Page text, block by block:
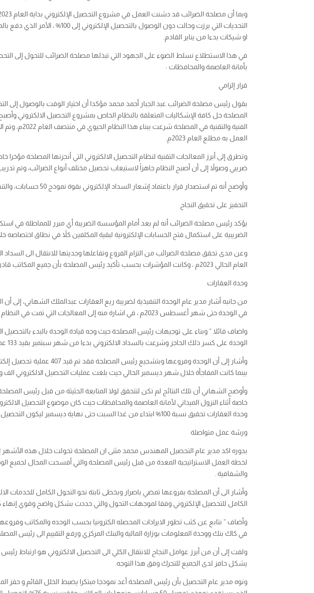
التحديات التي برزت وحالت دون
او شيكات بدءا من يناير القادم.
بأمانة العاصمة والمحافظات :
قرار إلزامي
المصلحة حل كافة الإشكاليات المتعلقة بالنظام الخاص بمشروع التحصيل الالكتروني
العمل به مطلع العام 2023م.
وتطرق إلى أبرز المعالجات التقنية لنظام التحصيل الالكتروني التي أنجزتها المصلحة
ضريبي وصولاً إلى أن أصبح النظام جاهزاً لاستيعاب تحصيل مختلف أنواع الضرائب، وتم
وأوضح أنه تم استصدار قرار باعتماد إشعار السداد الإلكتروني بقوة نموذج 50 حسابات، والتنسيق مع كاك بنك بإتاحة تحصيل الموارد بالعملة الأجنبية وسيكون ذلك متاحاً بنهاية ديسمبر الجاري .
التحفيز على تحقيق النجاح
يؤكد رئيس مصلحة الضرائب أنه لم يعد أمام المؤسسة الضريبة أي مبرر للمماطلة في
الضريبية على استكمال فتح الحسابات الإلكترونية لبقية المكلفين كلاً في نطاق اختصاصه
العام الحالي 2023م ، وكانت المؤشرات بحسب تأكيد رئيس المصلحة بأن جميع المكاتب قادرة وبكفاءة عالية الوصول بالتحصيل الإلكتروني إلى 100% بدءا من يناير القادم ..
وحدة العقارات
من جانبه أشار مدير عام الوحدة التنفيذية لضريبة ريع العقارات عبدالملك الشهابي،
في الوحدة حتى شهر أغسطس 2023م ، في اشارة منه إلى المعالجات التي تمت في النظام بإدراج وحدة العقارات ضمن النظام الالكتروني للتحصيل ..
واضاف قائلا ” وبناء على توجيهات رئيس المصلحة حيث وجه قيادة الوحدة بالبدء
الوحدة على كسر ذلك الحاجز وشرعت بالسداد الالكتروني بدءا من شهر سبتمبر بقيد 133 عملية تحصيل إلكتروني بمتابعة وجهد مشترك مع فريقنا في الادارة العامة والفروع “.
بينما كانت المفاجأة خلال شهر ديسمبر الحالي حيث بلغت عمليات التحصيل الالكتروني الف و 217 عملية بما يعادل 81% من اجمالي الايرادات لضريبة ريع
وأوضح الشهابي أن تلك النتائج لم تكن لتتحقق لولا المتابعة الحثيثة من قبل رئيس
خاصة أثناء النزول الميداني لأمانة العاصمة والمحافظات حيث كان موضوع التحصيل
وحدة العقارات تحقيق نسبة 100% ابتداء من غدا السبت حتى نهاية ديسمبر ليكون التحصيل الالكتروني اجباري 100% من بداية يناير 2024م .
ورشة عمل متواصلة
لخطة العمل الاستراتيجية المعدة من قبل رئيس المصلحة والتي أفسحت المجال لجميع
والشفافية .
وأشار الى أن المصلحة بفروعها تمضي باصرار وبخطى ثابتة نحو التحول الكامل للخدمات
الكامل للتحصيل الإلكتروني وفقا لموجهات التحول والتي حددت بشكل واضح وقوي إنهاء كل
وأضاف ” نتابع عن كثب تطور الايرادات المحصله الكترونيا بحسب الوحده والمكاتب
في كاك بنك ووحدة المعلومات بوزارة المالية والبنك المركزي ورفع التقييم الى رئيس
ولفت إلى أن من أبرز عوامل النجاح للانتقال الكلي الى التحصيل الالكتروني هو ارتباط
يشكل حافز لدى الجميع للتحرك وفق هذا التوجه.
ونوه مدير عام التحصيل بأن رئيس المصلحة أعد نموذجا مبتكرا يضبط الخلل القائم و حفز